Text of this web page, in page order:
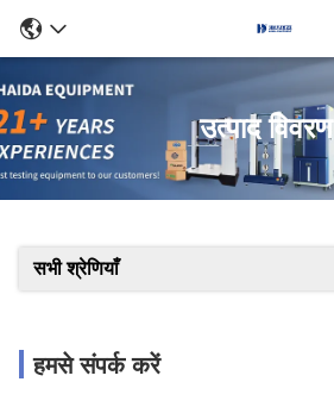
उत्पाद विवरण
सभी श्रेणियाँ
हमसे संपर्क करें